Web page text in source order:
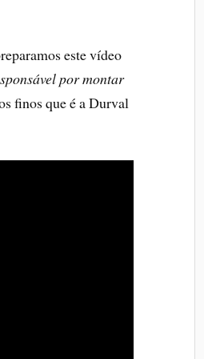
este vídeo
por montar
finos que é a Durval